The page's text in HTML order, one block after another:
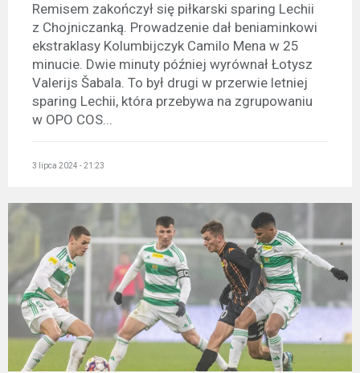
Remisem zakończył się piłkarski sparing Lechii
z Chojniczanką. Prowadzenie dał beniaminkowi
ekstraklasy Kolumbijczyk Camilo Mena w 25
minucie. Dwie minuty później wyrównał Łotysz
Valerijs Šabala. To był drugi w przerwie letniej
sparing Lechii, która przebywa na zgrupowaniu
w OPO COS...
3 lipca 2024 - 21:23